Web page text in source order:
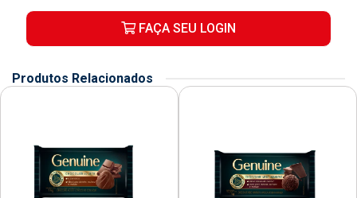
FAÇA SEU LOGIN
Produtos Relacionados